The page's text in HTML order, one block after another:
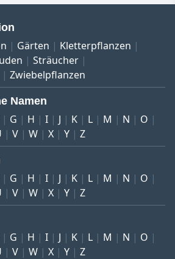
Gärten
Kletterpflanzen
Sträucher
Zwiebelpflanzen
Namen
G H I J K L M N
O
V W X Y Z
G H I J K L M N
O
V W X Y Z
G H I J K L M N
O
V W X Y Z